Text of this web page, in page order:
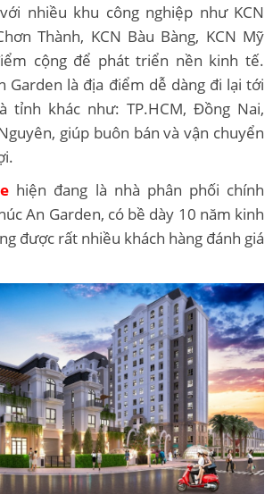
nhiều khu công nghiệp như KCN
Thành, KCN Bàu Bàng, KCN Mỹ
cộng để phát triển nền kinh tế.
Garden là địa điểm dễ dàng đi lại tới
tỉnh khác như: TP.HCM, Đồng Nai,
giúp buôn bán và vận chuyển
hiện đang là nhà phân phối chính
An Garden, có bề dày 10 năm kinh
được rất nhiều khách hàng đánh giá